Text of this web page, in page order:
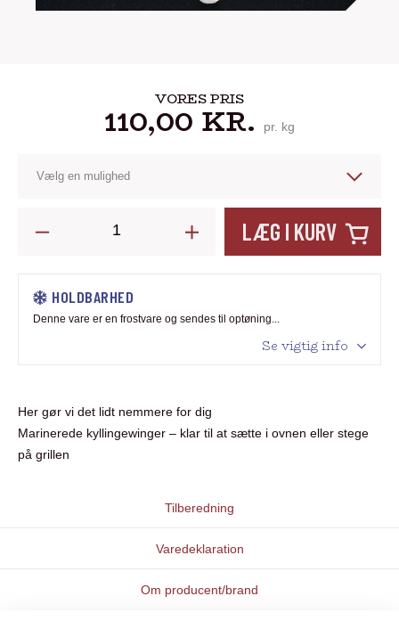
VORES PRIS
110,00 KR. pr. kg
Mølle
antal
LÆG I KURV
HOLDBARHED
Denne vare er en frostvare og sendes til optøning...
Se vigtig info
Her gør vi det lidt nemmere for dig
Marinerede kyllingewinger – klar til at sætte i ovnen eller stege
på grillen
Tilberedning
Varedeklaration
Om producent/brand